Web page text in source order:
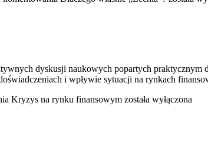
dyskusji naukowych popartych praktycznym
i wpływie sytuacji na rynkach
Kryzys na rynku finansowym została wyłączona